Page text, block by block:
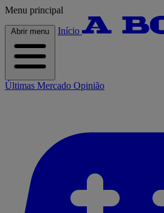
Menu principal
Abrir menu Início
Últimas Mercado Opinião